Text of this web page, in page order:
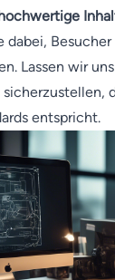
dabei,
Lassen wir
entspricht.